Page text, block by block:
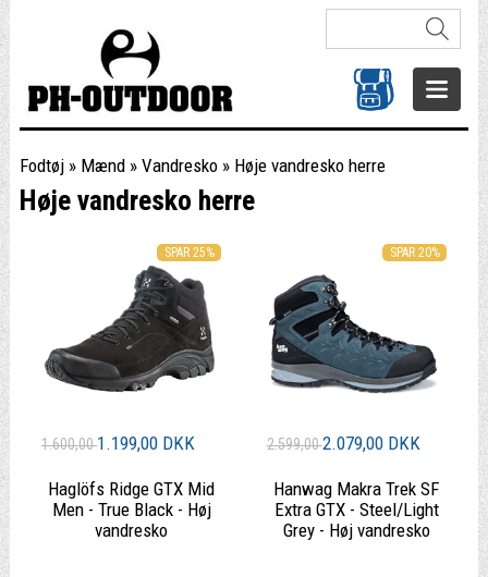
Fodtøj» Mænd» Vandresko» Høje vandresko herre
Høje vandresko herre
SPAR 25%
1.600,001.199,00 DKK
Haglöfs Ridge GTX Mid
Men - True Black - Høj
vandresko
SPAR 20%
2.599,002.079,00 DKK
Hanwag Makra Trek SF
Extra GTX - Steel/Light
Grey - Høj vandresko